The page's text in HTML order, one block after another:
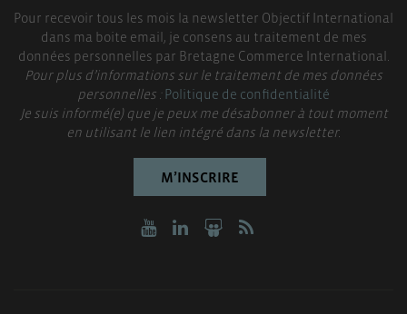
Pour recevoir tous les mois la newsletter Objectif International
dans ma boite email, je consens au traitement de mes
données personnelles par Bretagne Commerce International.
Pour plus d’informations sur le traitement de mes données
personnelles :Politique de confidentialité
Je suis informé(e) que je peux me désabonner à tout moment
en utilisant le lien intégré dans la newsletter.
M’INSCRIRE